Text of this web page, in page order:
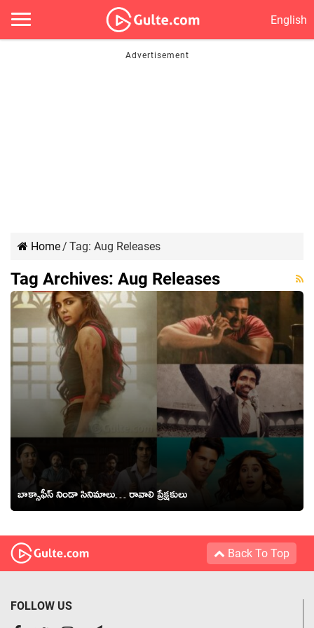
English
Home/ Tag: Aug Releases
Tag Archives: Aug Releases
బాక్సాఫీస్ నిండా సినిమాలు… రావాలి ప్రేక్షకులు
Back To Top
FOLLOW US